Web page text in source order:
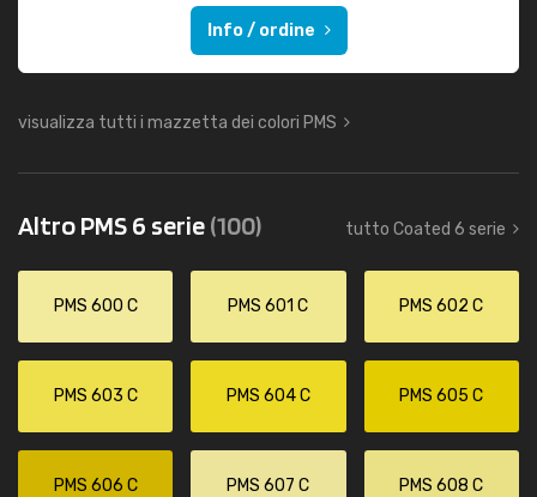
Info / ordine
visualizza tutti i mazzetta dei colori PMS
Altro PMS 6 serie(100) tutto Coated 6 serie
PMS 600 C PMS 601 C PMS 602 C
PMS 603 C PMS 604 C PMS 605 C
PMS 606 C PMS 607 C PMS 608 C